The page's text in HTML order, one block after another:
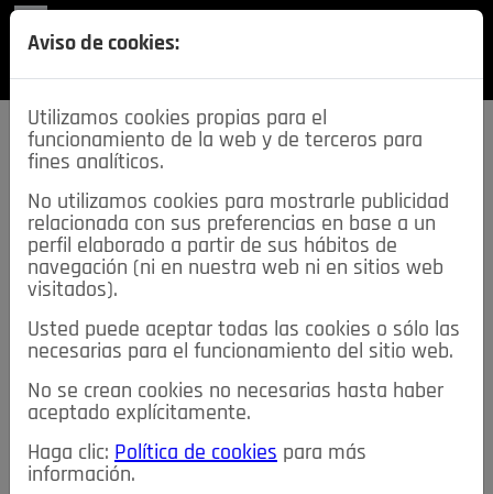
SECCIONES
descarga esta
REVISTA
≡NOTICIAS
NOTICIAS SERVICIOS DE INTERÉS
TABLÓN DE ANUNCIOS MIS ANUNCIOS CONTACTO
NOSOTROS
Aviso de cookies:
Utilizamos cookies propias para el
funcionamiento de la web y de terceros para
fines analíticos.
No utilizamos cookies para mostrarle publicidad
relacionada con sus preferencias en base a un
perfil elaborado a partir de sus hábitos de
navegación (ni en nuestra web ni en sitios web
visitados).
Usted puede aceptar todas las cookies o sólo las
necesarias para el funcionamiento del sitio web.
No se crean cookies no necesarias hasta haber
aceptado explícitamente.
Haga clic: Política de cookies para más
información.